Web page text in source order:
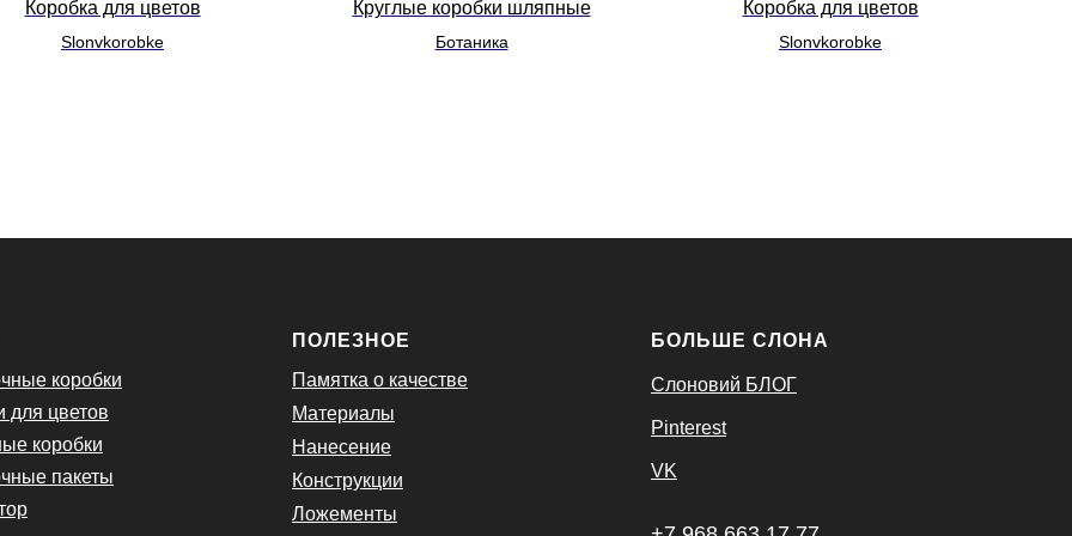
Коробка для цветов
Slonvkorobke
Круглые коробки шляпные
Ботаника
Коробка для цветов
Slonvkorobke
коробки
для цветов
коробки
пакеты
ПОЛЕЗНОЕ
Памятка о качестве
Материалы
Нанесение
Конструкции
Ложементы
БОЛЬШЕ СЛОНА
Слоновий БЛОГ
Pinterest
VK